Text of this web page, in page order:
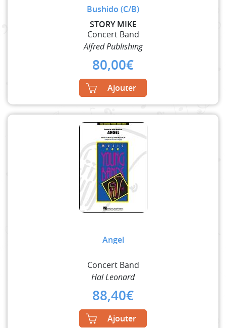
Bushido (C/B)
STORY MIKE
Concert Band
Alfred Publishing
80,00€
Ajouter
Angel
Concert Band
Hal Leonard
88,40€
Ajouter